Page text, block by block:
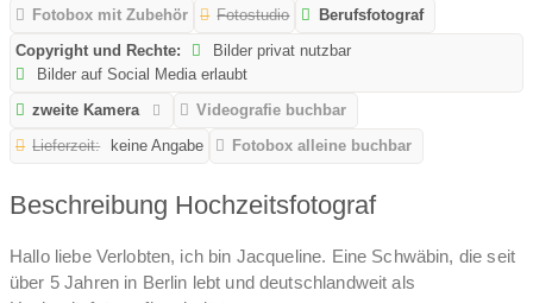
Fotobox mit Zubehör
Fotostudio
Berufsfotograf
Copyright und Rechte:
Bilder privat nutzbar
Bilder auf Social Media erlaubt
zweite Kamera
Videografie buchbar
Lieferzeit:
keine Angabe Fotobox alleine buchbar
Beschreibung Hochzeitsfotograf
Hallo liebe Verlobten, ich bin Jacqueline. Eine Schwäbin, die seit
über 5 Jahren in Berlin lebt und deutschlandweit als